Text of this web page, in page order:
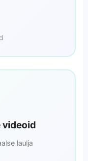
videoid
laulja